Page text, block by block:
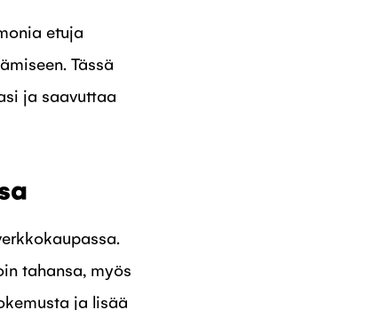
etuja
Tässä
ja saavuttaa
tahansa, myös
ja lisää